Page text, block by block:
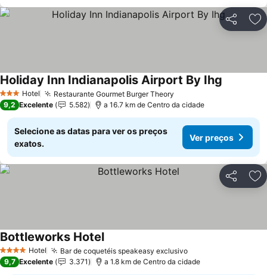
Partilhar
3 EstrelasHotel Restaurante Gourmet Burger Theory
Holiday Inn Indianapolis Airport By Ihg
9,2 Excelente 5.582 a 16.7 km de Centro da cidade
Selecione as datas para ver os preços
exatos.
Ver preços
Partilhar
4 EstrelasHotel Bar de coquetéis speakeasy exclusivo
Bottleworks Hotel
9,7 Excelente 3.371 a 1.8 km de Centro da cidade